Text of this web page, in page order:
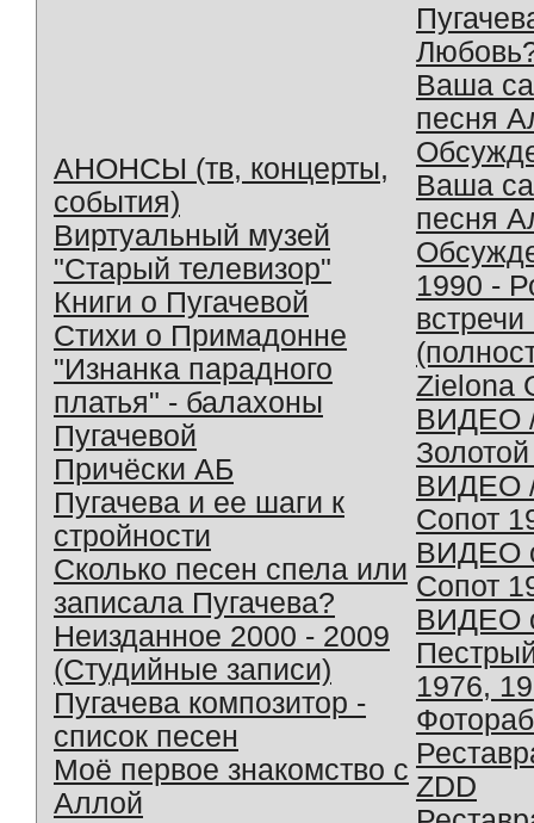
АНОНСЫ (тв, концерты,
события)
Виртуальный музей
"Старый телевизор"
Книги о Пугачевой
Стихи о Примадонне
"Изнанка парадного
платья" - балахоны
Пугачевой
Причёски АБ
Пугачева и ее шаги к
стройности
Сколько песен спела или
записала Пугачева?
Неизданное 2000 - 2009
(Студийные записи)
Пугачева композитор -
список песен
Моё первое знакомство с
Аллой
Ваша
песня
Ваша
песня
1990 -
Zielona
ВИДЕО
ВИДЕО
Сопот
ВИДЕО
Сопот
ВИДЕО
1976,
ZDD